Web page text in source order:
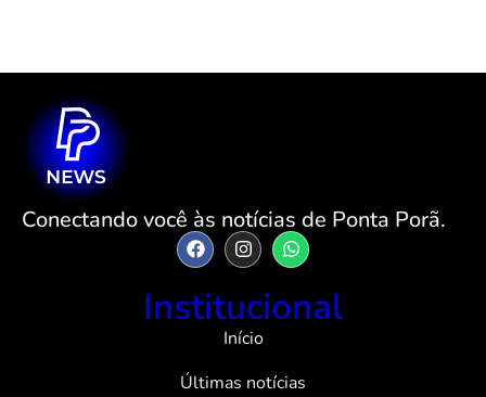
Conectando você às notícias de Ponta Porã.
Institucional
Início
Últimas notícias